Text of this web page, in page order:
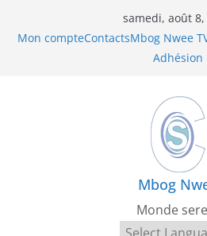
samedi, août 8,
Mon compteContactsMbog Nwee
Adhésion
Mbog
Monde